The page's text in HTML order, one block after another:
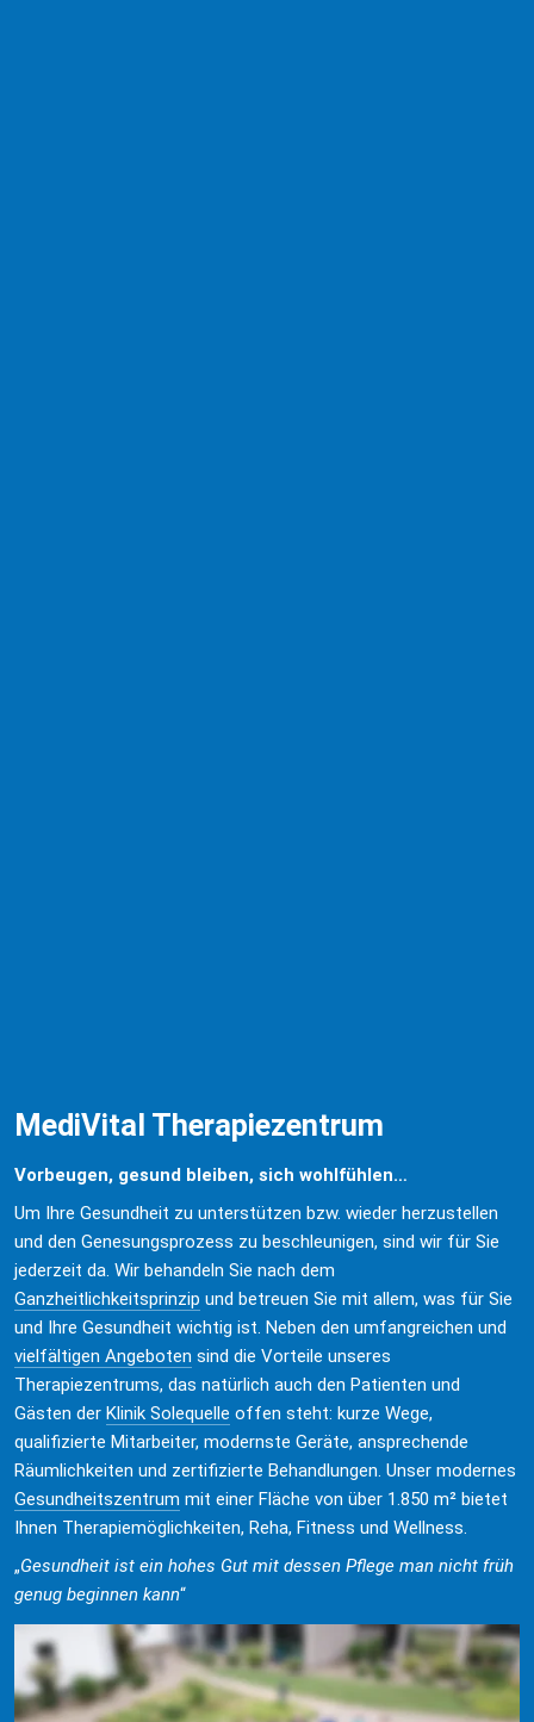
MediVital Therapiezentrum
Vorbeugen, gesund bleiben, sich wohlfühlen…
Um Ihre Gesundheit zu unterstützen bzw. wieder herzustellen
und den Genesungsprozess zu beschleunigen, sind wir für Sie
Ganzheitlichkeitsprinzip und betreuen Sie mit allem, was für Sie
vielfältigen Angeboten sind die Vorteile unseres
Therapiezentrums, das natürlich auch den Patienten und
Gästen der Klinik Solequelle offen steht: kurze Wege,
qualifizierte Mitarbeiter, modernste Geräte, ansprechende
Gesundheitszentrum mit einer Fläche von über 1.850 m² bietet
Ihnen Therapiemöglichkeiten, Reha, Fitness und Wellness.
„Gesundheit ist ein hohes Gut mit dessen Pflege man nicht früh
genug beginnen kann“
Erleben Sie dieses breite Spektrum an Therapie- und
Behandlungsmöglichkeiten in einem professionellen Rahmen in
harmonischer Umgebung. Qualifiziertes Personal und